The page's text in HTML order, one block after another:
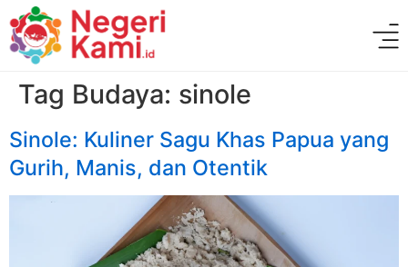
Tag Budaya: sinole
Sinole: Kuliner Sagu Khas Papua yang
Gurih, Manis, dan Otentik